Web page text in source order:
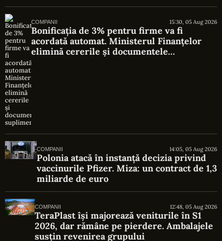
COMPANII 15:30, 05 Aug 2026
Bonificația de 3% pentru firme va fi
acordată automat. Ministerul Finanțelor
elimină cererile și documentele
COMPANII 14:05, 05 Aug 2026
Polonia atacă în instanță decizia privind
vaccinurile Pfizer. Miza: un contract de 1,3
miliarde de euro
COMPANII 12:48, 05 Aug 2026
TeraPlast își majorează veniturile în S1
2026, dar rămâne pe pierdere. Ambalajele
susțin revenirea grupului